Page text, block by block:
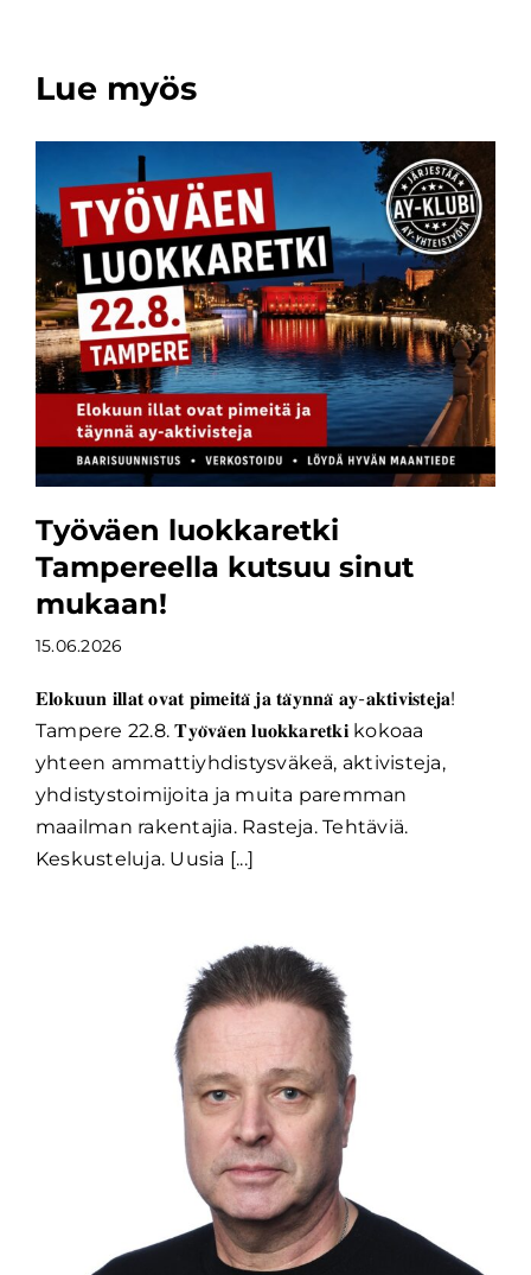
Lue myös
Työväen luokkaretki
Tampereella kutsuu sinut
mukaan!
15.06.2026
𝐄𝐥𝐨𝐤𝐮𝐮𝐧 𝐢𝐥𝐥𝐚𝐭 𝐨𝐯𝐚𝐭 𝐩𝐢𝐦𝐞𝐢𝐭𝐚̈ 𝐣𝐚 𝐭𝐚̈𝐲𝐧𝐧𝐚̈ 𝐚𝐲-𝐚𝐤𝐭𝐢𝐯𝐢𝐬𝐭𝐞𝐣𝐚!
Tampere 22.8. 𝐓𝐲𝐨̈𝐯𝐚̈𝐞𝐧 𝐥𝐮𝐨𝐤𝐤𝐚𝐫𝐞𝐭𝐤𝐢 kokoaa
yhteen ammattiyhdistysväkeä, aktivisteja,
yhdistystoimijoita ja muita paremman
maailman rakentajia. Rasteja. Tehtäviä.
Keskusteluja. Uusia [...]